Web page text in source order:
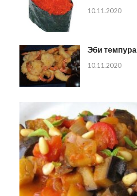
10.11.2020
Эби темпура
10.11.2020